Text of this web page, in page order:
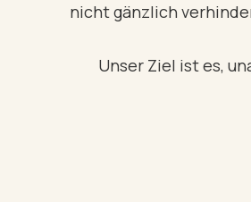
nicht gänzlich
Unser Ziel ist es,